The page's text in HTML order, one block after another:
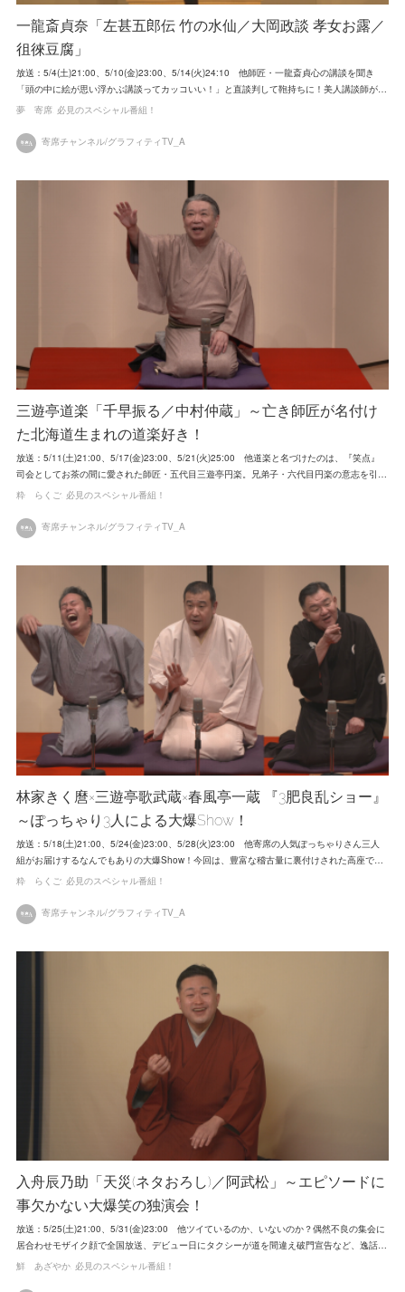
一龍斎貞奈「左甚五郎伝 竹の水仙／大岡政談 孝女お露／
徂徠豆腐」
放送：5/4(土)21:00、5/10(金)23:00、5/14(火)24:10 他師匠・一龍斎貞心の講談を聞き
「頭の中に絵が思い浮かぶ講談ってカッコいい！」と直談判して鞄持ちに！美人講談師が…
夢 寄席 必見のスペシャル番組！
寄席チャンネル/グラフィティTV_A
三遊亭道楽「千早振る／中村仲蔵」～亡き師匠が名付け
た北海道生まれの道楽好き！
放送：5/11(土)21:00、5/17(金)23:00、5/21(火)25:00 他道楽と名づけたのは、『笑点』
司会としてお茶の間に愛された師匠・五代目三遊亭円楽。兄弟子・六代目円楽の意志を引…
粋 らくご 必見のスペシャル番組！
寄席チャンネル/グラフィティTV_A
林家きく麿×三遊亭歌武蔵×春風亭一蔵 『3肥良乱ショー』
～ぽっちゃり3人による大爆Show！
放送：5/18(土)21:00、5/24(金)23:00、5/28(火)23:00 他寄席の人気ぽっちゃりさん三人
組がお届けするなんでもありの大爆Show！今回は、豊富な稽古量に裏付けされた高座で…
粋 らくご 必見のスペシャル番組！
寄席チャンネル/グラフィティTV_A
入舟辰乃助「天災(ネタおろし)／阿武松」～エピソードに
事欠かない大爆笑の独演会！
放送：5/25(土)21:00、5/31(金)23:00 他ツイているのか、いないのか？偶然不良の集会に
居合わせモザイク顔で全国放送、デビュー日にタクシーが道を間違え破門宣告など、逸話…
鮮 あざやか 必見のスペシャル番組！